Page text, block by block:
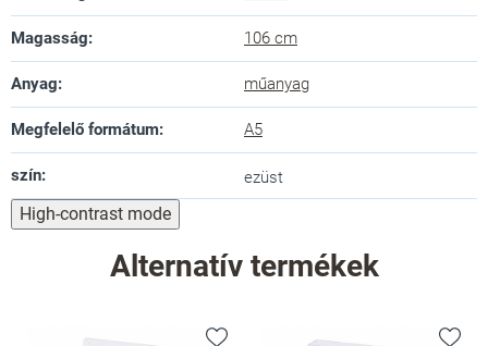
Magasság: 106 cm
Anyag: műanyag
Megfelelő formátum: A5
szín: ezüst
High-contrast mode
Alternatív termékek